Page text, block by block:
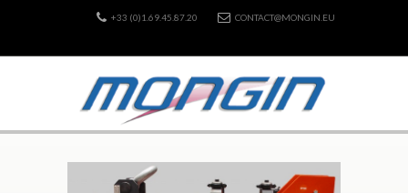
+33 (0)1.69.45.87.20 CONTACT@MONGIN.EU